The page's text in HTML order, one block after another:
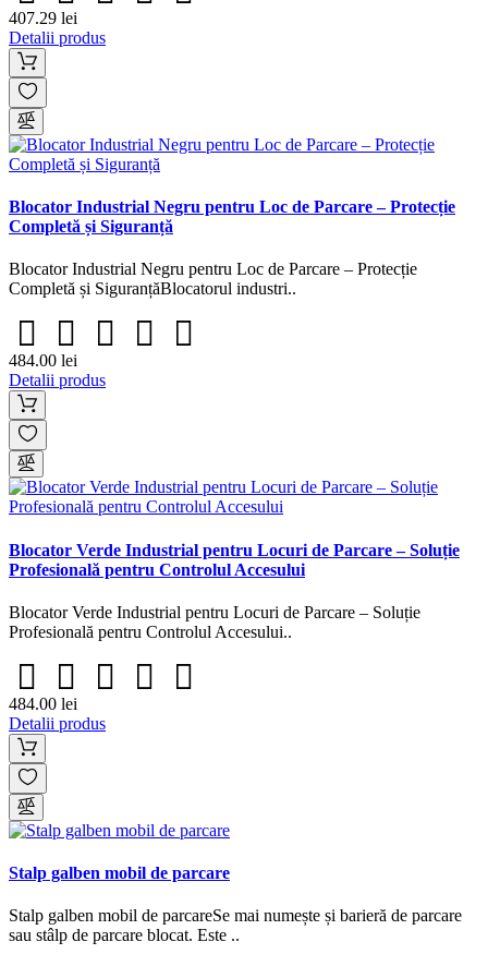
407.29 lei
Detalii produs
Blocator Industrial Negru pentru Loc de Parcare – Protecție
Completă și Siguranță
Blocator Industrial Negru pentru Loc de Parcare – Protecție
Completă și SiguranțăBlocatorul industri..
484.00 lei
Detalii produs
Blocator Verde Industrial pentru Locuri de Parcare – Soluție
Profesională pentru Controlul Accesului
Blocator Verde Industrial pentru Locuri de Parcare – Soluție
Profesională pentru Controlul Accesului..
484.00 lei
Detalii produs
Stalp galben mobil de parcare
Stalp galben mobil de parcareSe mai numește și barieră de parcare
sau stâlp de parcare blocat. Este ..